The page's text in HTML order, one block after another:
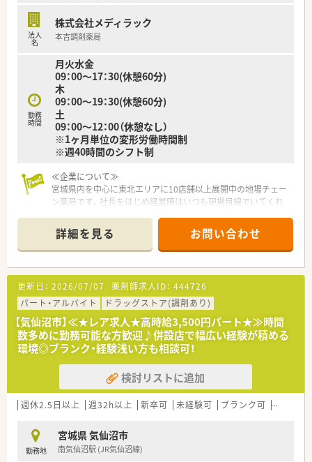
法人
名
株式会社メディラック
本吉調剤薬局
勤務
時間
月火水金
09：00～17：30(休憩60分)
木
09：00～19：30(休憩60分)
土
09：00～12：00（休憩なし）
※1ヶ月単位の変形労働時間制
※週40時間のシフト制
≪企業について≫
宮城県内を中心に東北エリアに10店舗以上展開中の地場チェー
ン薬局です。社長をはじめ経営陣はいつも現場目線でいてくれ
業にも参入しており、会社としての安定感もございます。
≪教育制度充実！≫
社員教育についても力を入れており、新しい技術や共有すべき情
報について本社研修、セミナー、勉強会などキチンとした教育環
境の中で様々な取り組みを行っています。
若い優秀な人材を育成することは、会社の要であると考え、若い
薬剤師さん、事務さんが仕事をしながらステップアップ出来るよ
うな環境も整えています。
≪薬局について≫
病院門前で複数科目応需してます。
1日60枚ほどの処方箋を応需しており、後ろはあまり伸びないの
で残業がほとんど発生しません。
木曜日は19時まで営業しており、メリハリをつけて働けます。
す。
≪こんな方におススメ≫
詳細を見る お問い合わせ
更新日： 2026/07/07 薬剤師求人ID： 444726
パート・アルバイト
ドラッグストア(調剤あり)
【気仙沼市】≪★レア求人★高時給3,500円パート★≫時間
数多めに勤務可能な方歓迎♪併設店で幅広い経験が積める
環境◎ブランク・経験浅い方も相談可！
検討リストに追加
週休2.5日以上 週32h以上 新卒可 未経験可 ブランク可 Ｗワー
勤務地
宮城県 気仙沼市
南気仙沼駅 (JR気仙沼線)